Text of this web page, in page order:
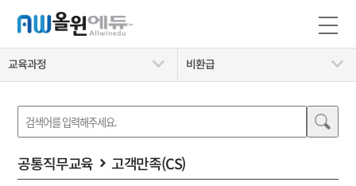
교육과정 비환급
공통직무교육 고객만족(CS)